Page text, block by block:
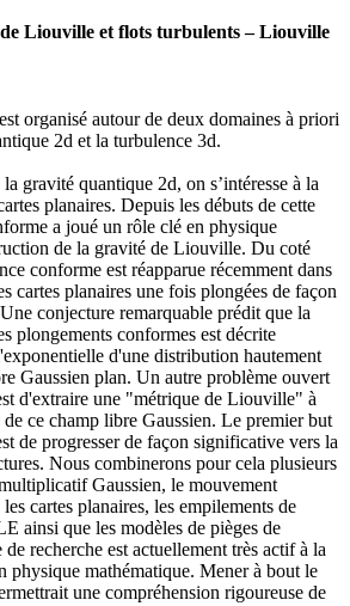
Liouville et flots turbulents – Liouville
organisé autour de deux domaines à priori
2d et la turbulence 3d.
gravité quantique 2d, on s’intéresse à la
planaires. Depuis les débuts de cette
a joué un rôle clé en physique
de la gravité de Liouville. Du coté
conforme est réapparue récemment dans
cartes planaires une fois plongées de façon
conjecture remarquable prédit que la
plongements conformes est décrite
d'une distribution hautement
Gaussien plan. Un autre problème ouvert
d'extraire une "métrique de Liouville" à
ce champ libre Gaussien. Le premier but
de progresser de façon significative vers la
Nous combinerons pour cela plusieurs
Gaussien, le mouvement
cartes planaires, les empilements de
ainsi que les modèles de pièges de
recherche est actuellement très actif à la
physique mathématique. Mener à bout le
une compréhension rigoureuse de